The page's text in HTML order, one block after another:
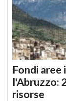
Fondi aree
l'Abruzzo:
risorse